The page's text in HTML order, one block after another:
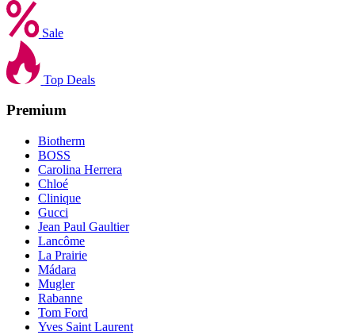
Sale
Top Deals
Premium
Biotherm
BOSS
Carolina Herrera
Chloé
Clinique
Gucci
Jean Paul Gaultier
Lancôme
La Prairie
Mádara
Mugler
Rabanne
Tom Ford
Yves Saint Laurent